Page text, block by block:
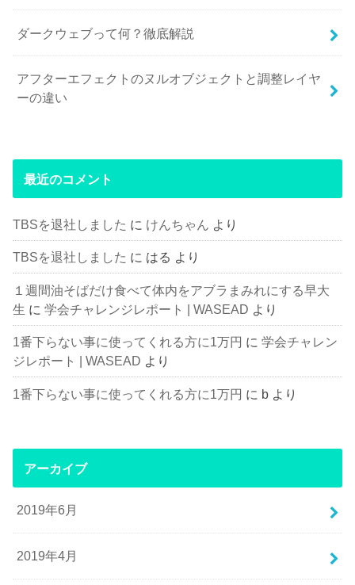
ダークウェブって何？徹底解説
アフターエフェクトのヌルオブジェクトと調整レイヤ
ーの違い
最近のコメント
TBSを退社しました に けんちゃん より
TBSを退社しました に はる より
１週間油そばだけ食べて体内をアブラまみれにする早大
生 に学会チャレンジレポート | WASEAD より
1番下らない事に使ってくれる方に1万円 に学会チャレン
ジレポート | WASEAD より
1番下らない事に使ってくれる方に1万円 に b より
アーカイブ
2019年6月
2019年4月